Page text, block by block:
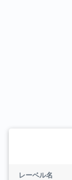
レーベル名